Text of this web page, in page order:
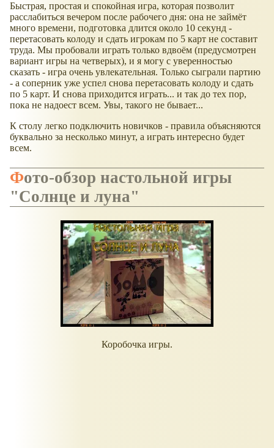
Быстрая, простая и спокойная игра, которая позволит
расслабиться вечером после рабочего дня: она не займёт
много времени, подготовка длится около 10 секунд -
перетасовать колоду и сдать игрокам по 5 карт не составит
труда. Мы пробовали играть только вдвоём (предусмотрен
вариант игры на четверых), и я могу с уверенностью
сказать - игра очень увлекательная. Только сыграли партию
- а соперник уже успел снова перетасовать колоду и сдать
по 5 карт. И снова приходится играть... и так до тех пор,
пока не надоест всем. Увы, такого не бывает...
К столу легко подключить новичков - правила объясняются
буквально за несколько минут, а играть интересно будет
всем.
Фото-обзор настольной игры
"Солнце и луна"
Коробочка игры.